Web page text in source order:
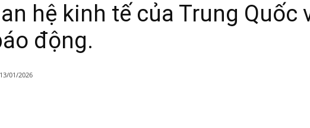
hệ kinh tế của Trung Quốc
động.
13/01/2026